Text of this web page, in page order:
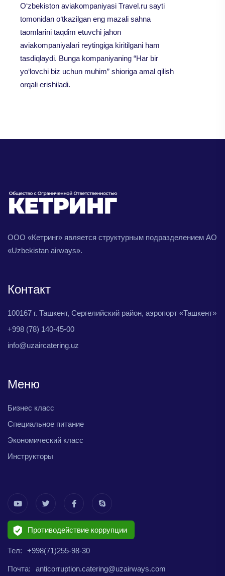
O‘zbekiston aviakompaniyasi Travel.ru sayti
tomonidan o‘tkazilgan eng mazali sahna
taomlarini taqdim etuvchi jahon
aviakompaniyalari reytingiga kiritilgani ham
tasdiqlaydi. Bunga kompaniyaning “Har bir
yo‘lovchi biz uchun muhim” shioriga amal qilish
orqali erishiladi.
ООО «Кетринг» является структурным подразделением АО
«Uzbekistan airways».
Контакт
100167 г. Ташкент, Сергелийский район, аэропорт «Ташкент»
+998 (78) 140-45-00
info@uzaircatering.uz
Меню
Бизнес класс
Специальное питание
Экономический класс
Инструкторы
Противодействие коррупции
Тел: +998(71)255-98-30
Почта: anticorruption.catering@uzairways.com